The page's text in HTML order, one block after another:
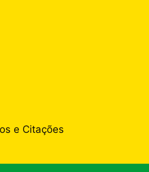
e Citações